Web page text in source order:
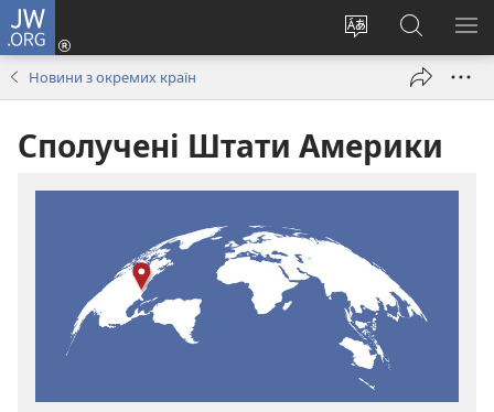
JW.ORG
Змінити
Увійти
(відкривається
Пошук
на
сайті
Новини з окремих країн
Сполучені Штати Америки